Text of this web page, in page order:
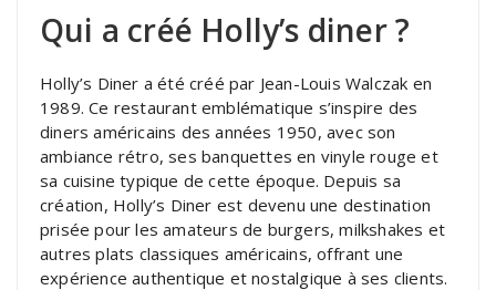
Qui a créé Holly’s diner ?
Holly’s Diner a été créé par Jean-Louis Walczak en
1989. Ce restaurant emblématique s’inspire des
diners américains des années 1950, avec son
ambiance rétro, ses banquettes en vinyle rouge et
sa cuisine typique de cette époque. Depuis sa
création, Holly’s Diner est devenu une destination
prisée pour les amateurs de burgers, milkshakes et
autres plats classiques américains, offrant une
expérience authentique et nostalgique à ses clients.